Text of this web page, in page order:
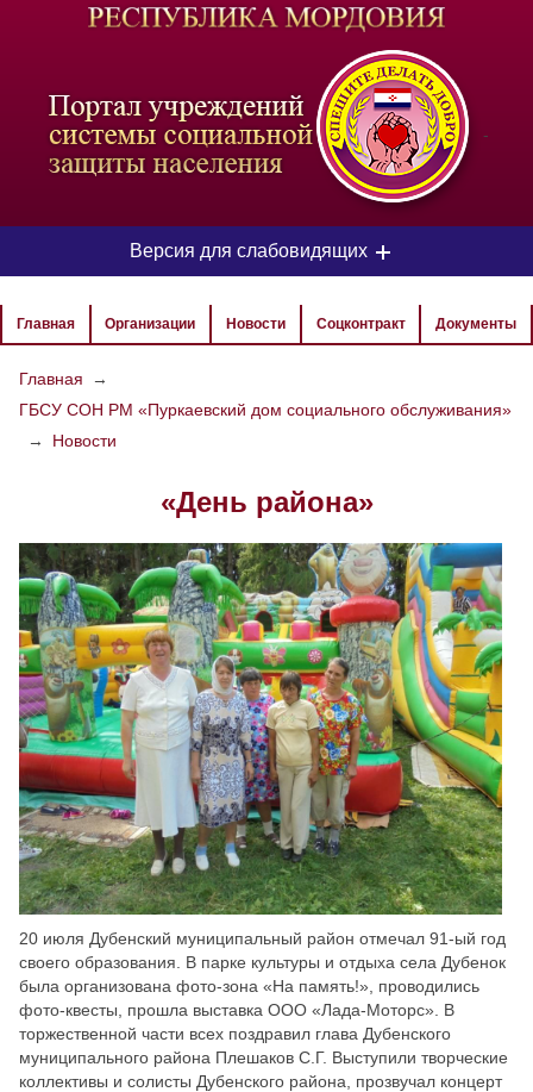
-
Версия для слабовидящих
ЦВЕТОВАЯ СХЕМА
РАЗМЕР ТЕКСТА
ИЗОБРАЖЕНИЯ
Скрыть Ч/б
Настройки по умолчанию
Главная Организации Новости Соцконтракт Документы
Главная
→
ГБСУ СОН РМ «Пуркаевский дом социального обслуживания»
→
Новости
«День района»
20 июля Дубенский муниципальный район отмечал 91-ый год
своего образования. В парке культуры и отдыха села Дубенок
была организована фото-зона «На память!», проводились
фото-квесты, прошла выставка ООО «Лада-Моторс». В
торжественной части всех поздравил глава Дубенского
муниципального района Плешаков С.Г. Выступили творческие
коллективы и солисты Дубенского района, прозвучал концерт